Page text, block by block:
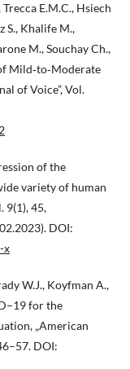
Trecca E.M.C., Hsiech
S., Khalife M.,
M., Souchay Ch.,
Mild‑to‑Moderate
of Voice”, Vol.
of the
variety of human
9(1), 45,
DOI:
x
W.J., Koyfman A.,
for the
„American
DOI: